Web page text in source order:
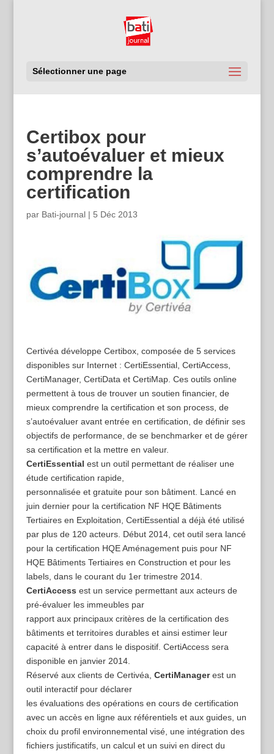
Sélectionner une page
Certibox pour
s’autoévaluer et mieux
comprendre la
certification
par Bati-journal| 5 Déc 2013
Certivéa développe Certibox, composée de 5 services
disponibles sur Internet : CertiEssential, CertiAccess,
CertiManager, CertiData et CertiMap. Ces outils online
permettent à tous de trouver un soutien financier, de
mieux comprendre la certification et son process, de
s’autoévaluer avant entrée en certification, de définir ses
objectifs de performance, de se benchmarker et de gérer
sa certification et la mettre en valeur.
CertiEssential est un outil permettant de réaliser une
étude certification rapide,
personnalisée et gratuite pour son bâtiment. Lancé en
juin dernier pour la certification NF HQE Bâtiments
Tertiaires en Exploitation, CertiEssential a déjà été utilisé
par plus de 120 acteurs. Début 2014, cet outil sera lancé
pour la certification HQE Aménagement puis pour NF
HQE Bâtiments Tertiaires en Construction et pour les
labels, dans le courant du 1er trimestre 2014.
CertiAccess est un service permettant aux acteurs de
pré-évaluer les immeubles par
rapport aux principaux critères de la certification des
bâtiments et territoires durables et ainsi estimer leur
capacité à entrer dans le dispositif. CertiAccess sera
disponible en janvier 2014.
Réservé aux clients de Certivéa, CertiManagerest un
outil interactif pour déclarer
les évaluations des opérations en cours de certification
avec un accès en ligne aux référentiels et aux guides, un
choix du profil environnemental visé, une intégration des
fichiers justificatifs, un calcul et un suivi en direct du